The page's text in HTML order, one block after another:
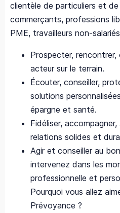
clientèle de particuliers et
commerçants, professions
PME, travailleurs non-
Prospecter,
acteur sur le terrain.
Écouter, conseiller,
solutions
épargne et santé.
Fidéliser,
relations solides et
Agir et conseiller au
intervenez dans les
professionnelle et
Pourquoi vous allez
Prévoyance ?